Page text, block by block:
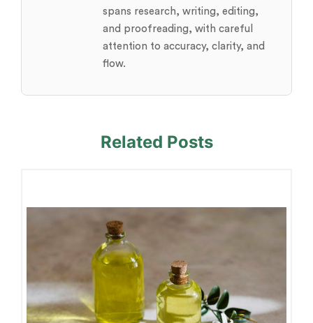
spans research, writing, editing,
and proofreading, with careful
attention to accuracy, clarity, and
flow.
Related Posts